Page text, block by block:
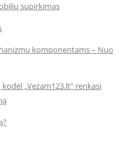
supirkimas
komponentams – Nuo
„Vezam123.lt“ renkasi